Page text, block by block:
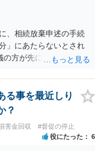
、相続放棄申述の手続
」にあたらないとされ
方が先に来るのが通常
儀費用ならいくらでもよ
式として当然認められ
もし、相続人の皆さん
儀を行った費用であれ
ない可能性が高いの
思います。
る事を最近しり
？
害金回収 #督促の停止
役にたった 6